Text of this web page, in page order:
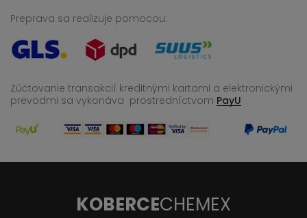
Preprava sa realizuje pomocou:
Zúčtovanie transakcií kreditnými kartami a elektronickými
prevodmi sa vykonáva prostredníctvom PayU
KOBERCECHEMEX